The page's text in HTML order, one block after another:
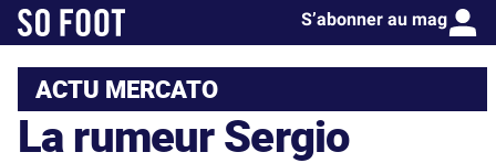
S’abonner au mag
ACTU MERCATO
La rumeur Sergio